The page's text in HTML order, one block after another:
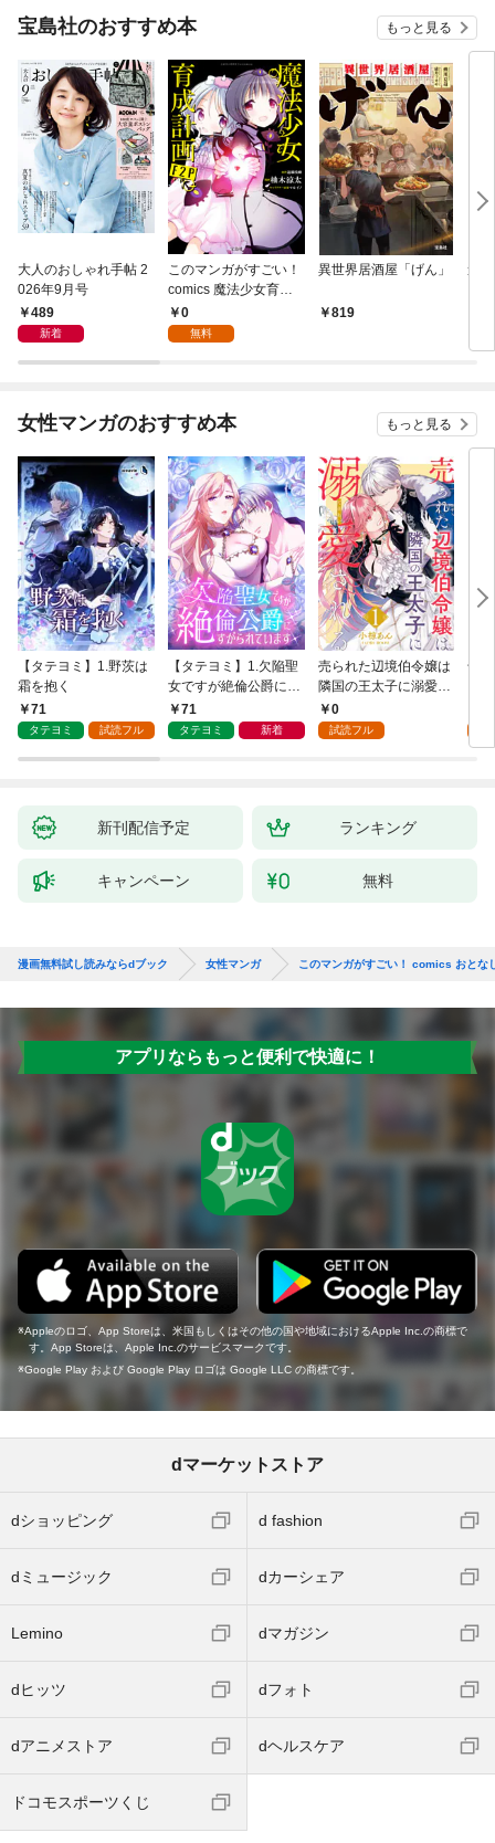
宝島社のおすすめ本 もっと見る
大人のおしゃれ手帖 2
026年9月号
489
新着
このマンガがすごい！
comics 魔法少女育成
計画F2P 【単話版】第
1話
0
無料
異世界居酒屋「げん」
819
連
女性マンガのおすすめ本 もっと見る
【タテヨミ】1.野茨は
霜を抱く
71
タテヨミ 試読フル
【タテヨミ】1.欠陥聖
女ですが絶倫公爵にす
がられています
71
タテヨミ 新着
売られた辺境伯令嬢は
隣国の王太子に溺愛さ
れる 1
0
試読フル
千
家
新刊配信予定 ランキング
キャンペーン 無料
漫画無料試し読みならdブック 女性マンガ このマンガがすごい！ comics おとな
アプリならもっと便利で快適に！
Appleのロゴ、App Storeは、米国もしくはその他の国や地域におけるApple Inc.の商標で
す。App Storeは、Apple Inc.のサービスマークです。
Google Play および Google Play ロゴは Google LLC の商標です。
dマーケットストア
dショッピング d fashion
dミュージック dカーシェア
Lemino dマガジン
dヒッツ dフォト
dアニメストア dヘルスケア
ドコモスポーツくじ